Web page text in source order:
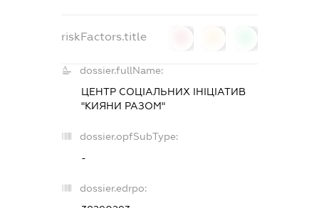
riskFactors.title
dossier.fullName:
ЦЕНТР СОЦІАЛЬНИХ ІНІЦІАТИВ
"КИЯНИ РАЗОМ"
dossier.opfSubType:
-
dossier.edrpo: